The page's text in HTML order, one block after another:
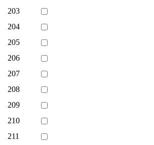
203
204
205
206
207
208
209
210
211